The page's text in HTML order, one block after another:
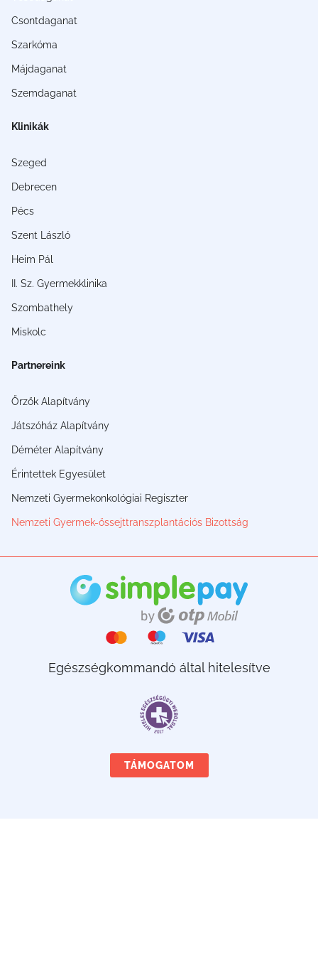
Csontdaganat
Szarkóma
Májdaganat
Szemdaganat
Klinikák
Szeged
Debrecen
Pécs
Szent László
Heim Pál
II. Sz. Gyermekklinika
Szombathely
Miskolc
Partnereink
Őrzők Alapítvány
Játszóház Alapítvány
Déméter Alapítvány
Érintettek Egyesület
Nemzeti Gyermekonkológiai Regiszter
Nemzeti Gyermek-őssejttranszplantációs Bizottság
Egészségkommandó által hitelesítve
TÁMOGATOM